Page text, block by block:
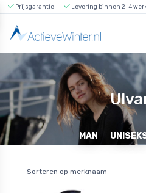
Prijsgarantie Levering binnen 2-4
MAN